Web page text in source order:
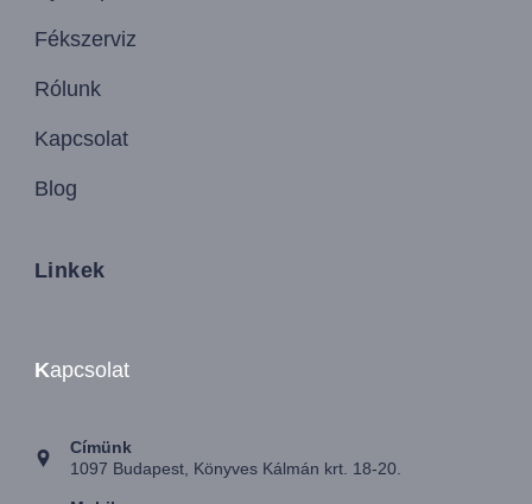
Fékszerviz
Rólunk
Kapcsolat
Blog
Linkek
Kapcsolat
Címünk
1097 Budapest, Könyves Kálmán krt. 18-20.